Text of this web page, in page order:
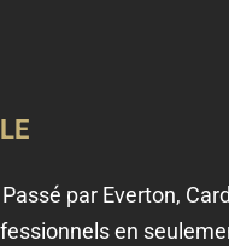
par Everton,
en